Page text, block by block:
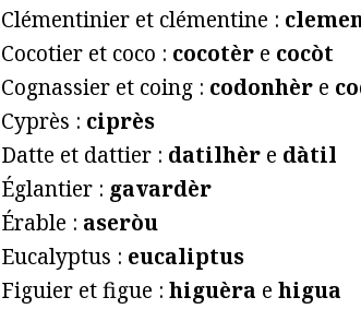
Clémentinier et clémentine :
Cocotier et coco : cocotèr e cocòt
Cognassier et coing : codonhèr e
Cyprès : ciprès
Datte et dattier : datilhèr e dàtil
Églantier : gavardèr
Érable : aseròu
Eucalyptus : eucaliptus
Figuier et figue :higuèra e higua